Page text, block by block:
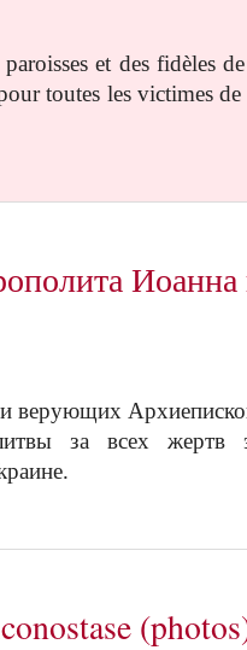
et des fidèles
toutes les victimes
Иоанна
верующих
за всех жертв